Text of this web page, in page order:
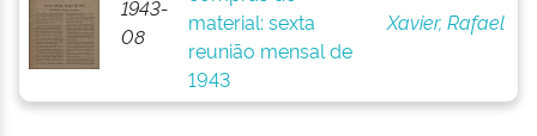
1943-
08
material: sexta
reunião mensal de
1943
Xavier, Rafael